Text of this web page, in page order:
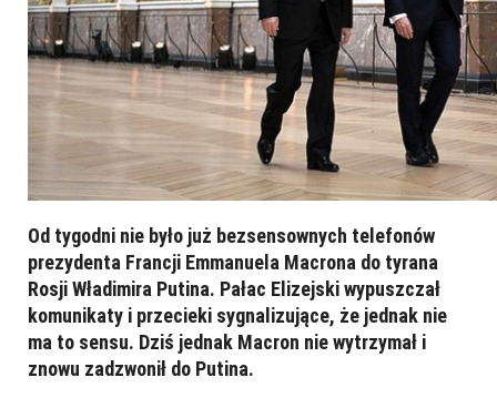
Od tygodni nie było już bezsensownych telefonów
prezydenta Francji Emmanuela Macrona do tyrana
Rosji Władimira Putina. Pałac Elizejski wypuszczał
komunikaty i przecieki sygnalizujące, że jednak nie
ma to sensu. Dziś jednak Macron nie wytrzymał i
znowu zadzwonił do Putina.